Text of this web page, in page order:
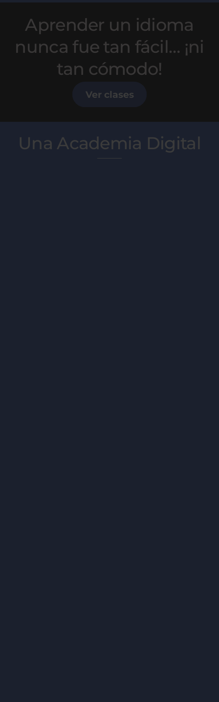
Aprender un idioma
nunca fue tan fácil… ¡ni
tan cómodo!
Ver clases
Una Academia Digital